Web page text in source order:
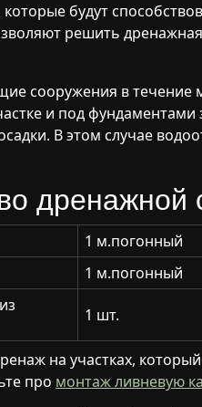
будут
решить
сооружения в течение
и под
В этом случае
дренажной
1 м.погонный
1 м.погонный
1 шт.
на участках,
про монтаж ливневую